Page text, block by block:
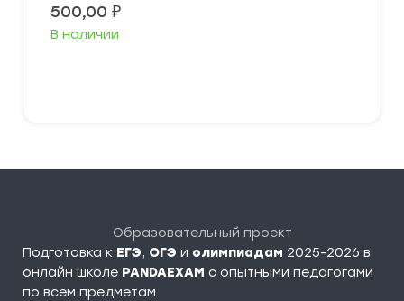
500,00 ₽
В наличии
Образовательный проект
Подготовка к ЕГЭ, ОГЭ и олимпиадам 2025-2026 в
онлайн школе PANDAEXAM c опытными педагогами
по всем предметам.